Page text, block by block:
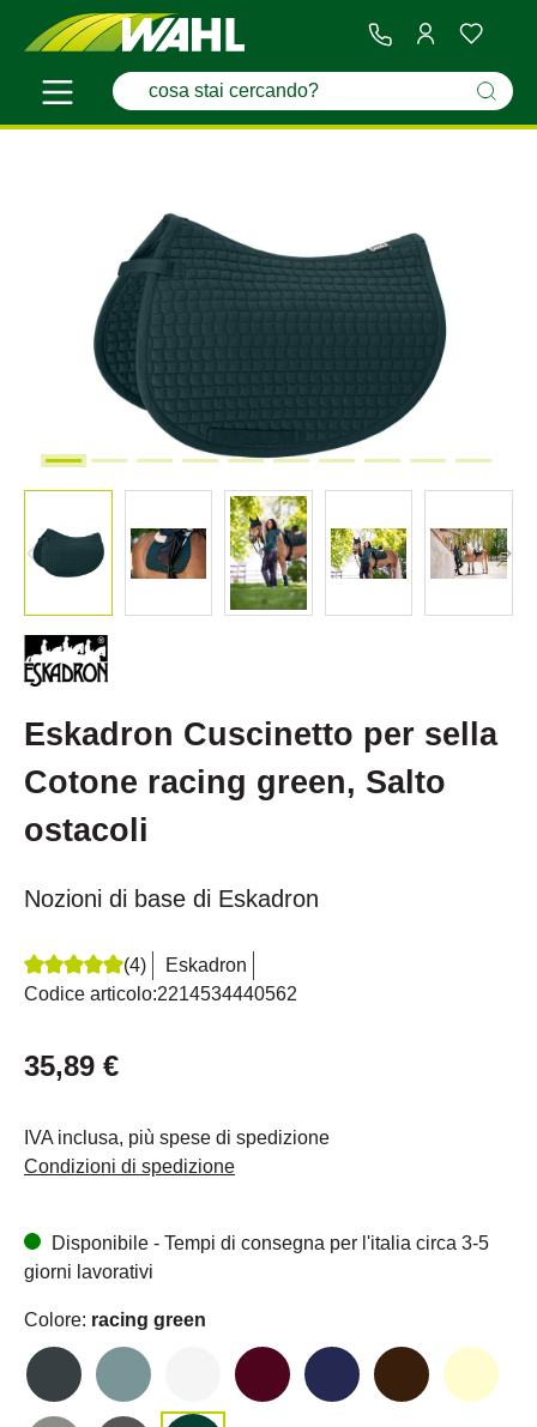
Eskadron Cuscinetto per sella
Cotone racing green, Salto
ostacoli
Nozioni di base di Eskadron
Recensione media di 5 su 5 stelle
(4)
Eskadron
Codice articolo:2214534440562
35,89 €
IVA inclusa, più spese di spedizione
Condizioni di spedizione
Disponibile - Tempi di consegna per l'italia circa 3-5
giorni lavorativi
Colore: racing green